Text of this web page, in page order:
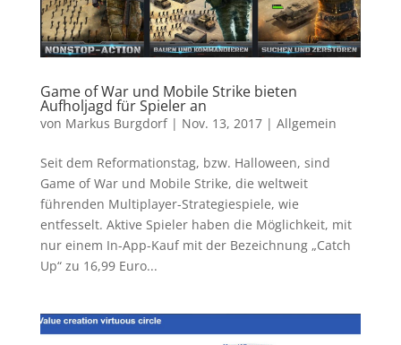
Game of War und Mobile Strike bieten
Aufholjagd für Spieler an
von Markus Burgdorf| Nov. 13, 2017| Allgemein
Seit dem Reformationstag, bzw. Halloween, sind
Game of War und Mobile Strike, die weltweit
führenden Multiplayer-Strategiespiele, wie
entfesselt. Aktive Spieler haben die Möglichkeit, mit
nur einem In-App-Kauf mit der Bezeichnung „Catch
Up“ zu 16,99 Euro...